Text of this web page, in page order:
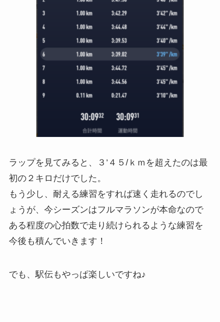
ラップを見てみると、３’４５/ｋｍを超えたのは最
初の２キロだけでした。
もう少し、耐える練習をすれば速く走れるのでし
ょうが、今シーズンはフルマラソンが本命なので
ある程度の心拍数で走り続けられるような練習を
今後も積んでいきます！
でも、駅伝もやっぱ楽しいですね♪